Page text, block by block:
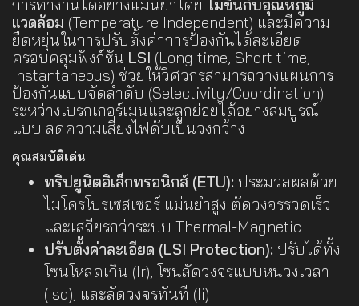
การทำงานได้อย่างแม่นยำโดย ไม่ขึ้นกับอุณหภูมิ
แวดล้อม (Temperature Independent) และมีความ
ยืดหยุ่นในการปรับตั้งค่าการป้องกันได้ละเอียด
ครอบคลุมฟังก์ชัน LSI (Long time, Short time,
Instantaneous) ช่วยให้วิศวกรสามารถวางแผนการ
ป้องกันแบบจัดลำดับ (Selectivity/Coordination)
ระหว่างเบรกเกอร์เมนและลูกย่อยได้อย่างสมบูรณ์
แบบ ลดความเสี่ยงไฟดับเป็นวงกว้าง
คุณสมบัติเด่น
ทริปยูนิตอิเล็กทรอนิกส์ (ETU): ประมวลผลด้วย
ไมโครโปรเซสเซอร์ แม่นยำสูง ตัดวงจรรวดเร็ว
และเสถียรกว่าระบบ Thermal-Magnetic
ปรับตั้งค่าละเอียด (LSI Protection): ปรับได้ทั้ง
โซนโหลดเกิน (Ir), โซนลัดวงจรแบบหน่วงเวลา
(Isd), และลัดวงจรทันที (Ii)